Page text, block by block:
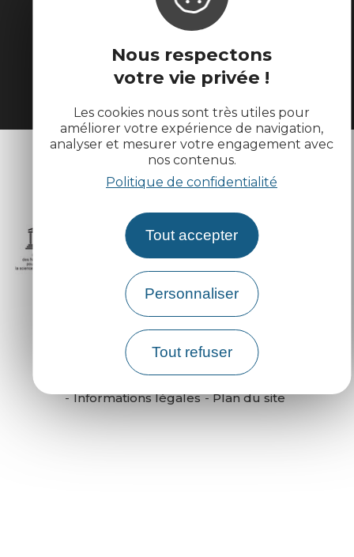
Nous respectons
votre vie privée !
Les cookies nous sont très utiles pour
améliorer votre expérience de navigation,
analyser et mesurer votre engagement avec
nos contenus.
Politique de confidentialité
Tout accepter
Personnaliser
Tout refuser
Espace groupes
Brochures
English version
Versión en español
Informations légales
Plan du site